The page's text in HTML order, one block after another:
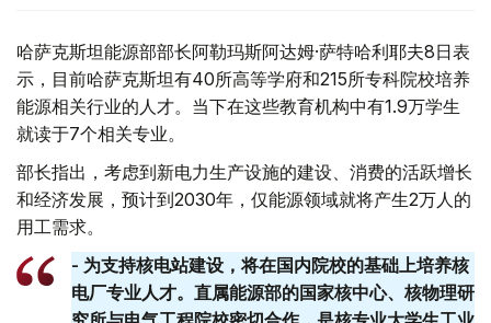
哈萨克斯坦能源部部长阿勒玛斯阿达姆·萨特哈利耶夫8日表
示，目前哈萨克斯坦有40所高等学府和215所专科院校培养
能源相关行业的人才。当下在这些教育机构中有1.9万学生
就读于7个相关专业。
部长指出，考虑到新电力生产设施的建设、消费的活跃增长
和经济发展，预计到2030年，仅能源领域就将产生2万人的
用工需求。
- 为支持核电站建设，将在国内院校的基础上培养核
电厂专业人才。直属能源部的国家核中心、核物理研